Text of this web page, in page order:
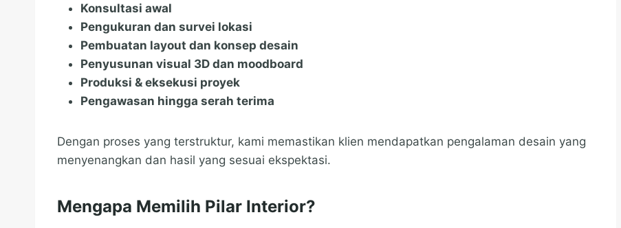
Konsultasi awal
Pengukuran dan survei lokasi
Pembuatan layout dan konsep desain
Penyusunan visual 3D dan moodboard
Produksi & eksekusi proyek
Pengawasan hingga serah terima
Dengan proses yang terstruktur, kami memastikan klien mendapatkan pengalaman desain yang
menyenangkan dan hasil yang sesuai ekspektasi.
Mengapa Memilih Pilar Interior?